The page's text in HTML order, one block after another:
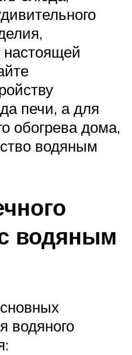
настоящей
печи, а для
обогрева дома,
водяным
водяным
водяного